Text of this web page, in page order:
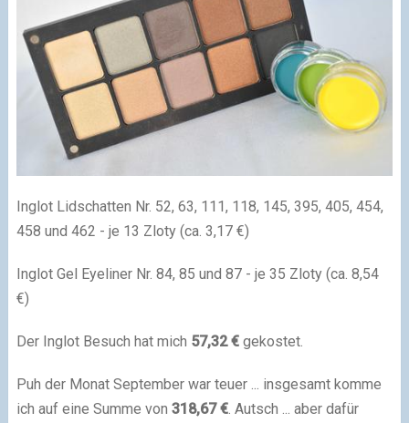
Inglot Lidschatten Nr. 52, 63, 111, 118, 145, 395, 405, 454,
458 und 462 - je 13 Zloty (ca. 3,17 €)
Inglot Gel Eyeliner Nr. 84, 85 und 87 - je 35 Zloty (ca. 8,54
€)
Der Inglot Besuch hat mich 57,32 €gekostet.
Puh der Monat September war teuer ... insgesamt komme
ich auf eine Summe von 318,67 €. Autsch ... aber dafür